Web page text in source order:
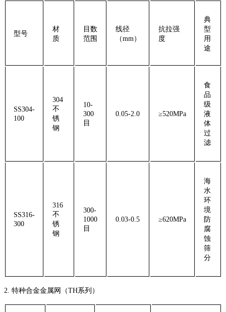
型号
材
质
目数
范围
线径
（mm）
抗拉强
度
典
型
用
途
SS304-
100
304
不
锈
钢
10-
300
目
0.05-2.0 ≥520MPa
食
品
级
液
体
过
滤
SS316-
300
316
不
锈
钢
300-
1000
目
0.03-0.5 ≥620MPa
海
水
环
境
防
腐
蚀
筛
分
2. ‌ 特种合金金属网（TH系列）